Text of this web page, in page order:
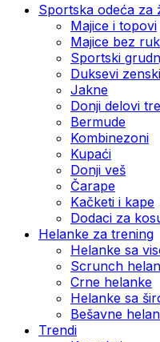
Sportska odeća za
Majice i topovi
Majice bez
Sportski
Duksevi zenski
Jakne
Donji delovi
Bermude
Kombinezoni
Kupaći
Donji veš
Čarape
Kačketi i kape
Dodaci za
Helanke za trening
Helanke sa
Scrunch
Crne helanke
Helanke sa
Bešavne
Trendi